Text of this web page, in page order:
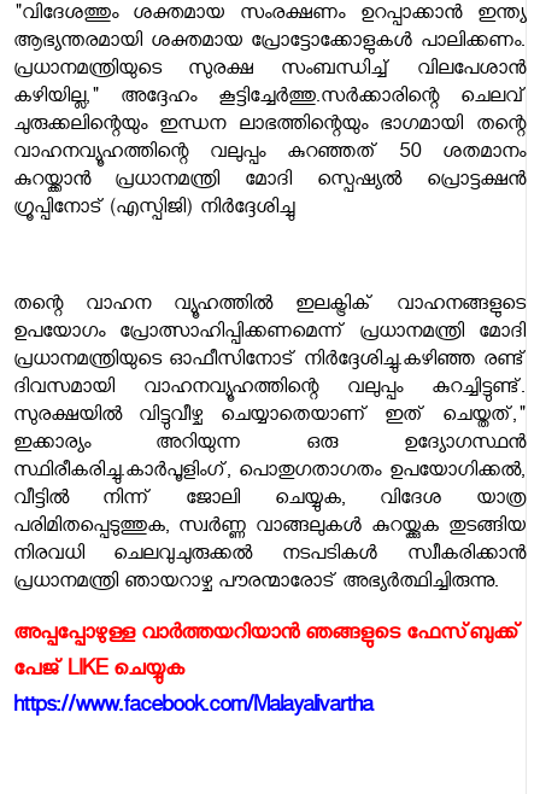
"വിദേശത്തും ശക്തമായ സംരക്ഷണം ഉറപ്പാക്കാൻ ഇന്ത്യ
ആഭ്യന്തരമായി ശക്തമായ പ്രോട്ടോക്കോളുകൾ പാലിക്കണം.
പ്രധാനമന്ത്രിയുടെ സുരക്ഷ സംബന്ധിച്ച് വിലപേശാൻ
കഴിയില്ല," അദ്ദേഹം കൂട്ടിച്ചേർത്തു.സർക്കാരിന്റെ ചെലവ്
ചുരുക്കലിന്റെയും ഇന്ധന ലാഭത്തിന്റെയും ഭാഗമായി തന്റെ
വാഹനവ്യൂഹത്തിന്റെ വലുപ്പം കുറഞ്ഞത് 50 ശതമാനം
കുറയ്ക്കാൻ പ്രധാനമന്ത്രി മോദി സ്പെഷ്യൽ പ്രൊട്ടക്ഷൻ
ഗ്രൂപ്പിനോട് (എസ്പിജി) നിർദ്ദേശിച്ചു
തന്റെ വാഹന വ്യൂഹത്തിൽ ഇലക്ട്രിക് വാഹനങ്ങളുടെ
ഉപയോഗം പ്രോത്സാഹിപ്പിക്കണമെന്ന് പ്രധാനമന്ത്രി മോദി
പ്രധാനമന്ത്രിയുടെ ഓഫീസിനോട് നിർദ്ദേശിച്ചു.കഴിഞ്ഞ രണ്ട്
ദിവസമായി വാഹനവ്യൂഹത്തിന്റെ വലുപ്പം കുറച്ചിട്ടുണ്ട്.
സുരക്ഷയിൽ വിട്ടുവീഴ്ച ചെയ്യാതെയാണ് ഇത് ചെയ്തത്,"
ഇക്കാര്യം അറിയുന്ന ഒരു ഉദ്യോഗസ്ഥൻ
സ്ഥിരീകരിച്ചു.കാർപൂളിംഗ്, പൊതുഗതാഗതം ഉപയോഗിക്കൽ,
വീട്ടിൽ നിന്ന് ജോലി ചെയ്യുക, വിദേശ യാത്ര
പരിമിതപ്പെടുത്തുക, സ്വർണ്ണ വാങ്ങലുകൾ കുറയ്ക്കുക തുടങ്ങിയ
നിരവധി ചെലവുചുരുക്കൽ നടപടികൾ സ്വീകരിക്കാൻ
പ്രധാനമന്ത്രി ഞായറാഴ്ച പൗരന്മാരോട് അഭ്യർത്ഥിച്ചിരുന്നു.
അപ്പപ്പോഴുള്ള വാര്‍ത്തയറിയാന്‍ ഞങ്ങളുടെ ഫേസ്‌ബുക്ക്‌
പേജ് LIKE ചെയ്യുക
https://www.facebook.com/Malayalivartha